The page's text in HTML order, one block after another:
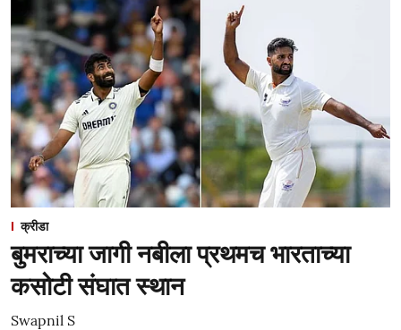
क्रीडा
बुमराच्या जागी नबीला प्रथमच भारताच्या
कसोटी संघात स्थान
Swapnil S